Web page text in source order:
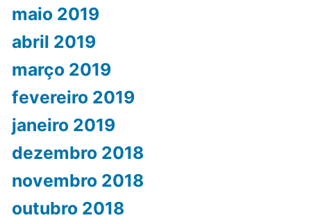
maio 2019
abril 2019
março 2019
fevereiro 2019
janeiro 2019
dezembro 2018
novembro 2018
outubro 2018